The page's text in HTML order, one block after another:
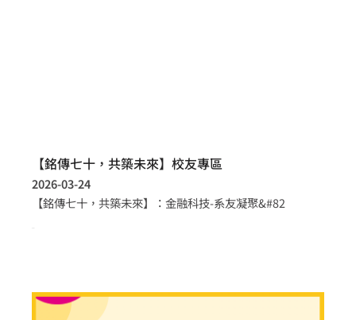
【銘傳七十，共築未來】校友專區
2026-03-24
【銘傳七十，共築未來】：金融科技-系友凝聚&#82